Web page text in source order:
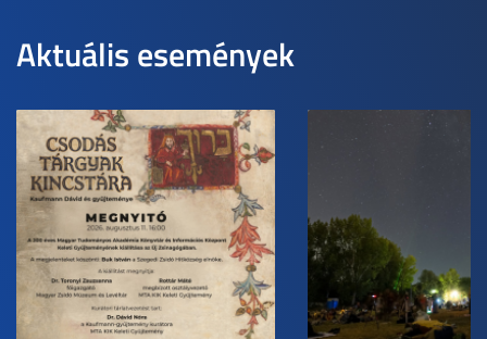
Aktuális események